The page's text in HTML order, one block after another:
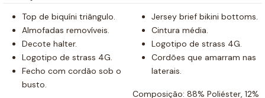
Top de biquíni triângulo.
Almofadas removíveis.
Decote halter.
Logotipo de strass 4G.
Fecho com cordão sob o
busto.
Jersey brief bikini bottoms.
Cintura média.
Logotipo de strass 4G.
Cordões que amarram nas
laterais.
Composição: 88% Poliéster, 12%